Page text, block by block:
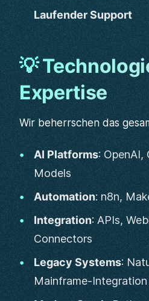
Laufender Support
💡
Expertise
Wir beherrschen das
AI Platforms: OpenAI,
Models
Automation: n8n,
Integration: APIs,
Connectors
Legacy Systems:
Mainframe-Integration